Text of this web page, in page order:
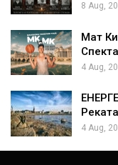
8 Aug,
Мат
4 Aug,
4 Aug,